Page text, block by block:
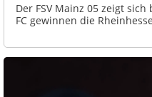
Der FSV Mainz 05 zeigt
FC gewinnen die